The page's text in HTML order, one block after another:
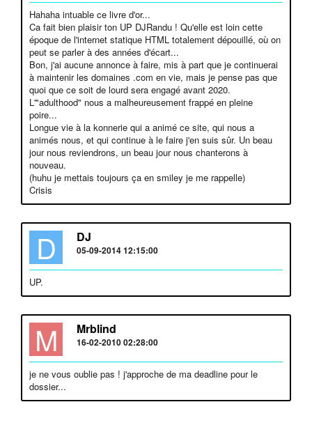
Hahaha intuable ce livre d'or...
Ca fait bien plaisir ton UP DJRandu ! Qu'elle est loin cette
époque de l'internet statique HTML totalement dépouillé, où on
peut se parler à des années d'écart...
Bon, j'ai aucune annonce à faire, mis à part que je continuerai
à maintenir les domaines .com en vie, mais je pense pas que
quoi que ce soit de lourd sera engagé avant 2020.
L'"adulthood" nous a malheureusement frappé en pleine
poire...
Longue vie à la konnerie qui a animé ce site, qui nous a
animés nous, et qui continue à le faire j'en suis sûr. Un beau
jour nous reviendrons, un beau jour nous chanterons à
nouveau.
(huhu je mettais toujours ça en smiley je me rappelle)
Crisis
D DJ
05-09-2014 12:15:00
UP.
M Mrblind
16-02-2010 02:28:00
je ne vous oublie pas ! j'approche de ma deadline pour le
dossier...